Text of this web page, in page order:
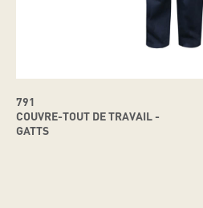
791
COUVRE-TOUT DE TRAVAIL -
GATTS